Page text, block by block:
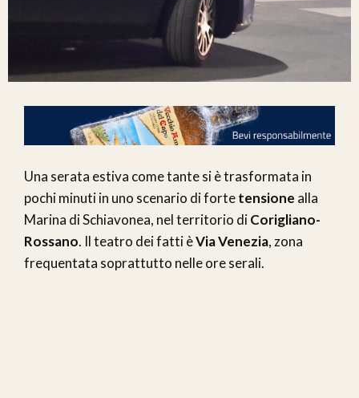
Una serata estiva come tante si è trasformata in
pochi minuti in uno scenario di fortetensione alla
Marina di Schiavonea, nel territorio diCorigliano-
Rossano. Il teatro dei fatti èVia Venezia, zona
frequentata soprattutto nelle ore serali.